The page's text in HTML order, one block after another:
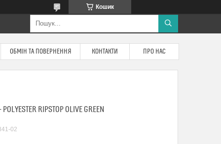
Кошик
ОБМІН ТА ПОВЕРНЕННЯ КОНТАКТИ ПРО НАС
RIPSTOP OLIVE GREEN
02